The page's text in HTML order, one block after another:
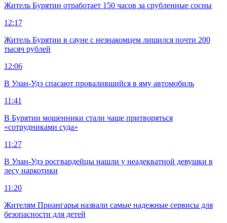
Житель Бурятии отработает 150 часов за срубленные сосны
12:17
Житель Бурятии в сауне с незнакомцем лишился почти 200
тысяч рублей
12:06
В Улан-Удэ спасают провалившийся в яму автомобиль
11:41
В Бурятии мошенники стали чаще притворяться
«сотрудниками суда»
11:27
В Улан-Удэ росгвардейцы нашли у неадекватной девушки в
лесу наркотики
11:20
Жителям Приангарья назвали самые надежные сервисы для
безопасности для детей